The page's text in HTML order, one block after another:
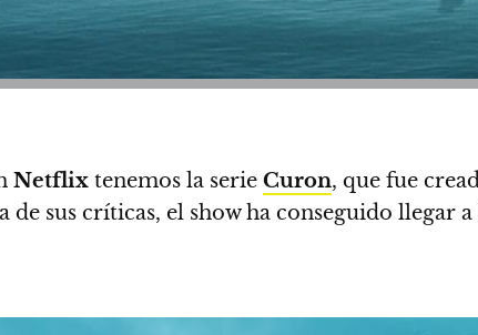
Netflix tenemos la serie Curon, que fue
de sus críticas, el show ha conseguido llegar